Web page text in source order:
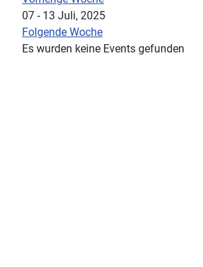
07 - 13 Juli, 2025
Folgende Woche
Es wurden keine Events gefunden